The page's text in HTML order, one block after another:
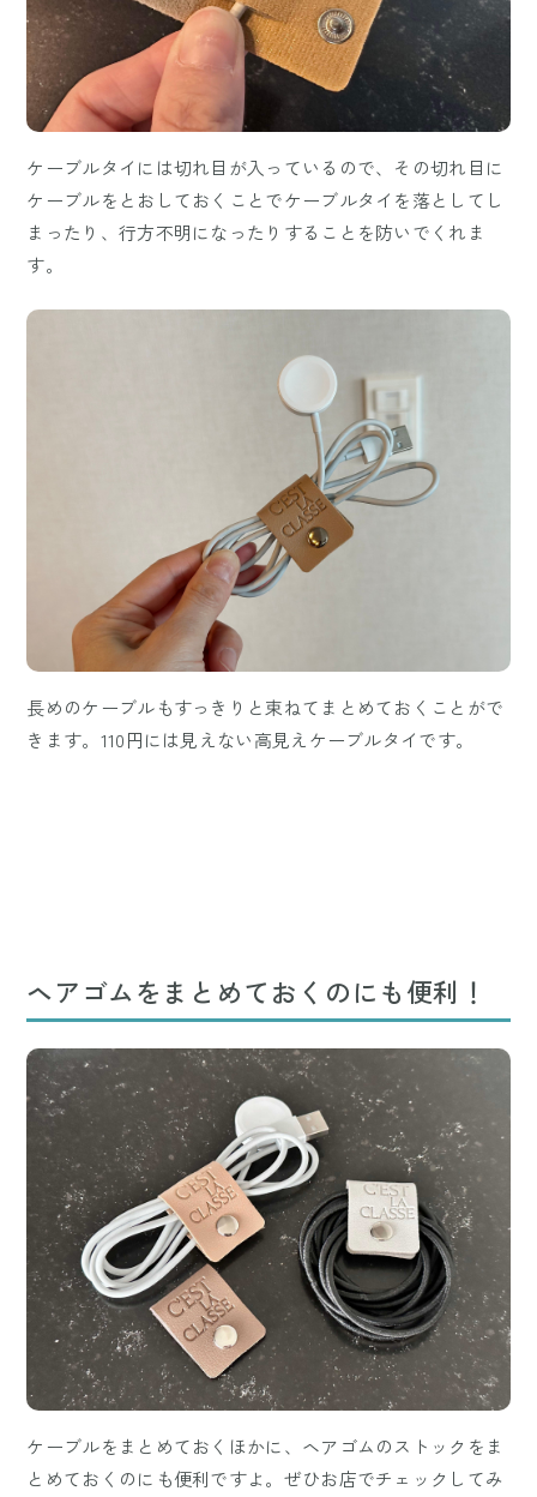
ケーブルタイには切れ目が入っているので、その切れ目に
ケーブルをとおしておくことでケーブルタイを落としてし
まったり、行方不明になったりすることを防いでくれま
す。
長めのケーブルもすっきりと束ねてまとめておくことがで
きます。110円には見えない高見えケーブルタイです。
ヘアゴムをまとめておくのにも便利！
ケーブルをまとめておくほかに、ヘアゴムのストックをま
とめておくのにも便利ですよ。ぜひお店でチェックしてみ